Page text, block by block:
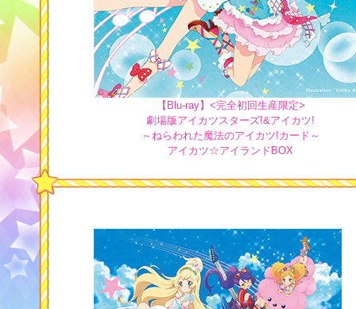
【Blu-ray】<完全初回生産限定>
劇場版アイカツスターズ!&アイカツ!
～ねらわれた魔法のアイカツ!カード～
アイカツ☆アイランドBOX